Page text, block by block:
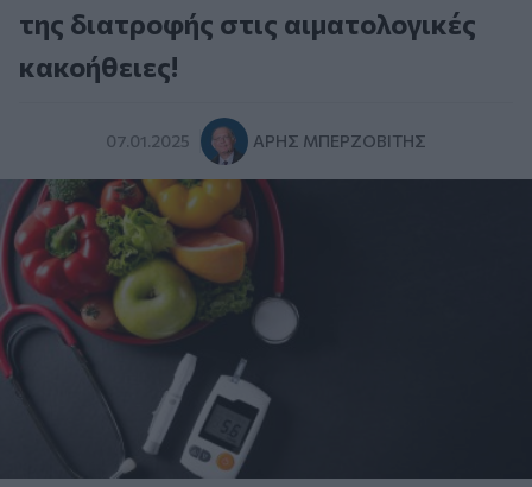
της διατροφής στις αιματολογικές
κακοήθειες!
07.01.2025 ΆΡΗΣ ΜΠΕΡΖΟΒΊΤΗΣ